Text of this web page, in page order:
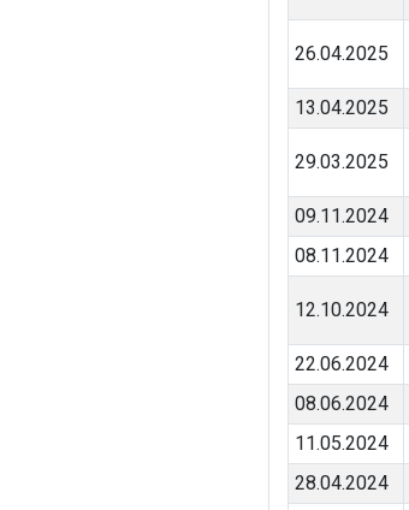
26.04.2025
13.04.2025
29.03.2025
09.11.2024
08.11.2024
12.10.2024
22.06.2024
08.06.2024
11.05.2024
28.04.2024